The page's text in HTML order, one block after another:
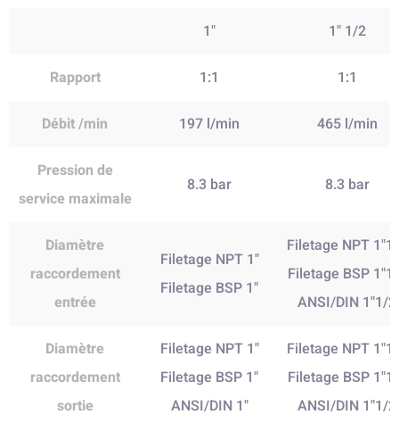
1" 1" 1/2
Rapport 1:1 1:1
Débit /min 197 l/min 465 l/min
Pression de
service maximale
8.3 bar 8.3 bar
Diamètre
raccordement
entrée
Filetage NPT 1"
Filetage BSP 1"
Filetage NPT
Filetage BSP
ANSI/DIN 1"1/2
Diamètre
raccordement
sortie
Filetage NPT 1"
Filetage BSP 1"
ANSI/DIN 1"
Filetage NPT
Filetage BSP
ANSI/DIN 1"1/2